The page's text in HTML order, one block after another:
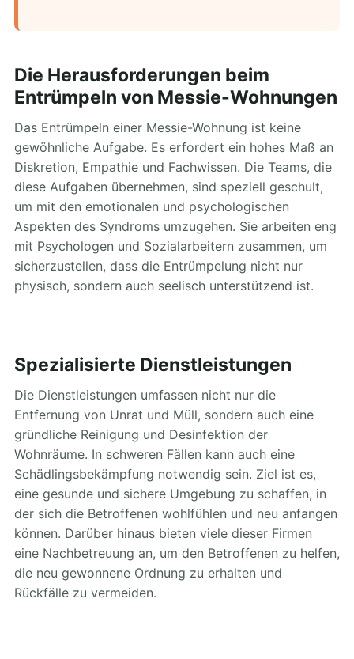
Die Herausforderungen beim
Entrümpeln von Messie-Wohnungen
Das Entrümpeln einer Messie-Wohnung ist keine
gewöhnliche Aufgabe. Es erfordert ein hohes Maß an
Diskretion, Empathie und Fachwissen. Die Teams, die
diese Aufgaben übernehmen, sind speziell geschult,
um mit den emotionalen und psychologischen
Aspekten des Syndroms umzugehen. Sie arbeiten eng
mit Psychologen und Sozialarbeitern zusammen, um
sicherzustellen, dass die Entrümpelung nicht nur
physisch, sondern auch seelisch unterstützend ist.
Spezialisierte Dienstleistungen
Die Dienstleistungen umfassen nicht nur die
Entfernung von Unrat und Müll, sondern auch eine
gründliche Reinigung und Desinfektion der
Wohnräume. In schweren Fällen kann auch eine
Schädlingsbekämpfung notwendig sein. Ziel ist es,
eine gesunde und sichere Umgebung zu schaffen, in
der sich die Betroffenen wohlfühlen und neu anfangen
können. Darüber hinaus bieten viele dieser Firmen
eine Nachbetreuung an, um den Betroffenen zu helfen,
die neu gewonnene Ordnung zu erhalten und
Rückfälle zu vermeiden.